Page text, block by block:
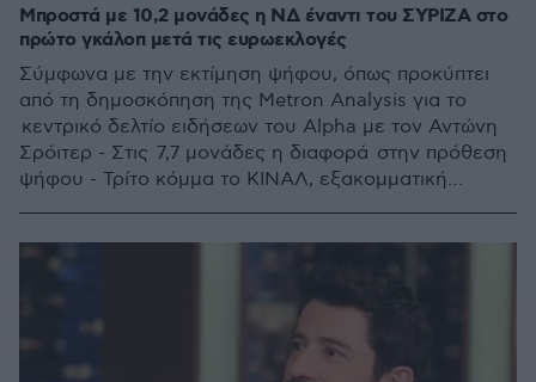
Μπροστά με 10,2 μονάδες η ΝΔ έναντι του ΣΥΡΙΖΑ στο
πρώτο γκάλοπ μετά τις ευρωεκλογές
Σύμφωνα με την εκτίμηση ψήφου, όπως προκύπτει
από τη δημοσκόπηση της Metron Analysis για το
κεντρικό δελτίο ειδήσεων του Alpha με τον Αντώνη
Σρόιτερ - Στις 7,7 μονάδες η διαφορά στην πρόθεση
ψήφου - Τρίτο κόμμα το ΚΙΝΑΛ, εξακομματική